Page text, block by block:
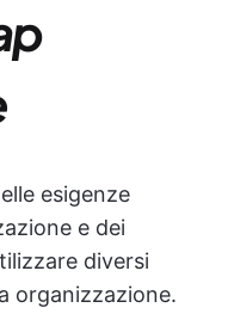
esigenze
e dei
diversi
organizzazione.